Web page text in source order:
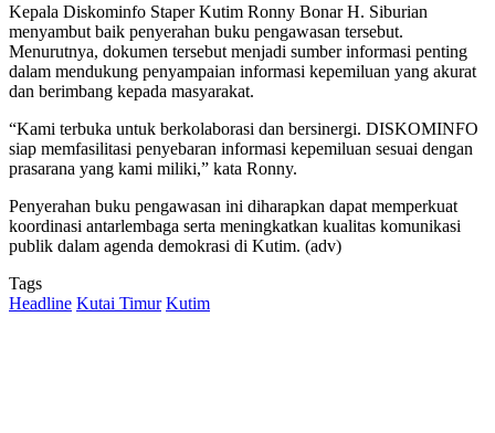
Kepala Diskominfo Staper Kutim Ronny Bonar H. Siburian
menyambut baik penyerahan buku pengawasan tersebut.
Menurutnya, dokumen tersebut menjadi sumber informasi penting
dalam mendukung penyampaian informasi kepemiluan yang akurat
dan berimbang kepada masyarakat.
“Kami terbuka untuk berkolaborasi dan bersinergi. DISKOMINFO
siap memfasilitasi penyebaran informasi kepemiluan sesuai dengan
prasarana yang kami miliki,” kata Ronny.
Penyerahan buku pengawasan ini diharapkan dapat memperkuat
koordinasi antarlembaga serta meningkatkan kualitas komunikasi
publik dalam agenda demokrasi di Kutim. (adv)
Tags
Headline Kutai Timur Kutim